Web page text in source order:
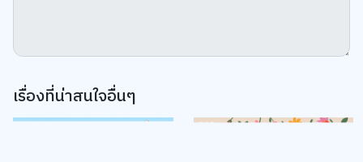
เรื่องที่น่าสนใจอื่นๆ